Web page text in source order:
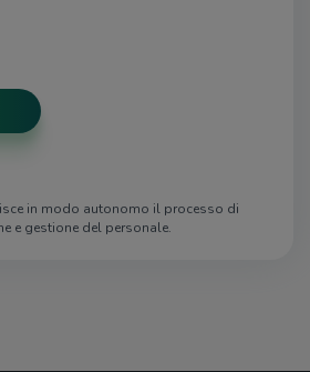
in modo autonomo il processo di
e gestione del personale.